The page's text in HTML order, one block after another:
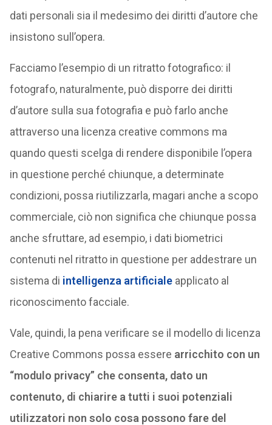
dati personali sia il medesimo dei diritti d’autore che
insistono sull’opera.
Facciamo l’esempio di un ritratto fotografico: il
fotografo, naturalmente, può disporre dei diritti
d’autore sulla sua fotografia e può farlo anche
attraverso una licenza creative commons ma
quando questi scelga di rendere disponibile l’opera
in questione perché chiunque, a determinate
condizioni, possa riutilizzarla, magari anche a scopo
commerciale, ciò non significa che chiunque possa
anche sfruttare, ad esempio, i dati biometrici
contenuti nel ritratto in questione per addestrare un
sistema di intelligenza artificialeapplicato al
riconoscimento facciale.
Vale, quindi, la pena verificare se il modello di licenza
Creative Commons possa essere arricchito con un
“modulo privacy” che consenta, dato un
contenuto, di chiarire a tutti i suoi potenziali
utilizzatori non solo cosa possono fare del